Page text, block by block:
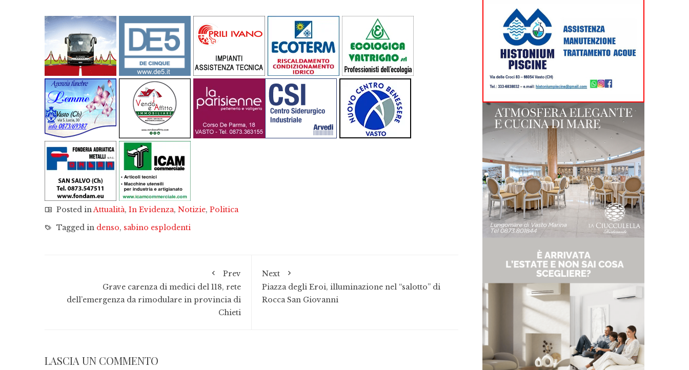
Posted inAttualità, In Evidenza, Notizie, Politica
Tagged in denso, sabino esplodenti
Prev
Grave carenza di medici del 118, rete
dell’emergenza da rimodulare in provincia di
Chieti
Next
Piazza degli Eroi, illuminazione nel “salotto” di
Rocca San Giovanni
LASCIA UN COMMENTO